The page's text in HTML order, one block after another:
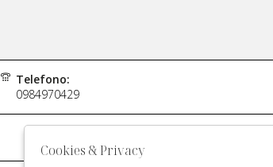
Telefono:
0984970429
Cookies & Privacy